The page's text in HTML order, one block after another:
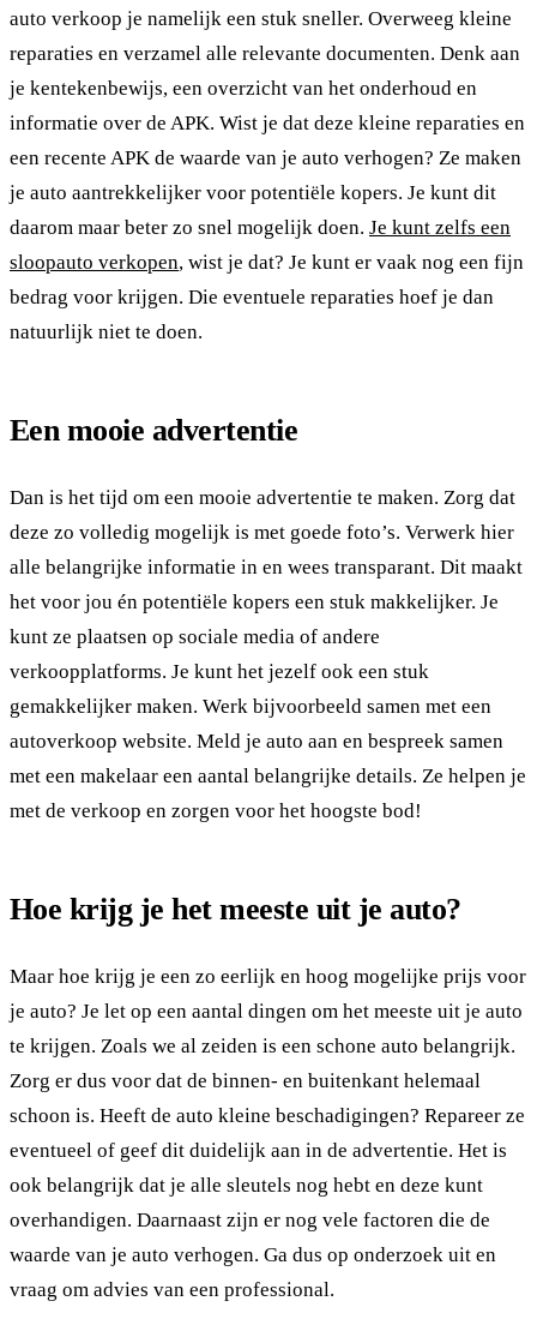
auto verkoop je namelijk een stuk sneller. Overweeg kleine
reparaties en verzamel alle relevante documenten. Denk aan
je kentekenbewijs, een overzicht van het onderhoud en
informatie over de APK. Wist je dat deze kleine reparaties en
een recente APK de waarde van je auto verhogen? Ze maken
je auto aantrekkelijker voor potentiële kopers. Je kunt dit
daarom maar beter zo snel mogelijk doen. Je kunt zelfs een
sloopauto verkopen, wist je dat? Je kunt er vaak nog een fijn
bedrag voor krijgen. Die eventuele reparaties hoef je dan
natuurlijk niet te doen.
Een mooie advertentie
Dan is het tijd om een mooie advertentie te maken. Zorg dat
deze zo volledig mogelijk is met goede foto’s. Verwerk hier
alle belangrijke informatie in en wees transparant. Dit maakt
het voor jou én potentiële kopers een stuk makkelijker. Je
kunt ze plaatsen op sociale media of andere
verkoopplatforms. Je kunt het jezelf ook een stuk
gemakkelijker maken. Werk bijvoorbeeld samen met een
autoverkoop website. Meld je auto aan en bespreek samen
met een makelaar een aantal belangrijke details. Ze helpen je
met de verkoop en zorgen voor het hoogste bod!
Hoe krijg je het meeste uit je auto?
Maar hoe krijg je een zo eerlijk en hoog mogelijke prijs voor
je auto? Je let op een aantal dingen om het meeste uit je auto
te krijgen. Zoals we al zeiden is een schone auto belangrijk.
Zorg er dus voor dat de binnen- en buitenkant helemaal
schoon is. Heeft de auto kleine beschadigingen? Repareer ze
eventueel of geef dit duidelijk aan in de advertentie. Het is
ook belangrijk dat je alle sleutels nog hebt en deze kunt
overhandigen. Daarnaast zijn er nog vele factoren die de
waarde van je auto verhogen. Ga dus op onderzoek uit en
vraag om advies van een professional.